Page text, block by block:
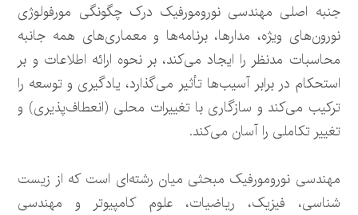
جنبه اصلی مهندسی نورومورفیک درک چگونگی مورفولوژی
نورون‌های ویژه، مدارها، برنامه‌ها و معماری‌های همه جانبه
محاسبات مدنظر را ایجاد می‌کند، بر نحوه ارائه اطلاعات و بر
استحکام در برابر آسیب‌ها تأثیر می‌گذارد، یادگیری و توسعه را
ترکیب می‌کند و سازگاری با تغییرات محلی (انعطاف‌پذیری) و
تغییر تکاملی را آسان می‌کند.
مهندسی نورومورفیک مبحثی میان رشته‌ای است که از زیست
شناسی، فیزیک، ریاضیات، علوم کامپیوتر و مهندسی